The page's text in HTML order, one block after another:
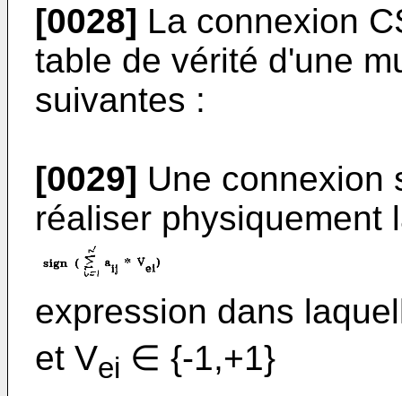
[0028] La connexion
table de vérité d'une
suivantes :
[0029] Une connexion
réaliser physiquement
expression dans
et Vei ∈ {-1,+1}